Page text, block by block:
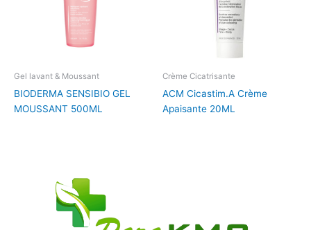
Gel lavant & Moussant
BIODERMA SENSIBIO GEL
MOUSSANT 500ML
Crème Cicatrisante
ACM Cicastim.A Crème
Apaisante 20ML